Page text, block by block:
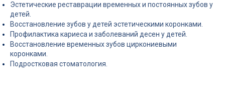
Эстетические реставрации временных и постоянных зубов у
детей.
Восстановление зубов у детей эстетическими коронками.
Профилактика кариеса и заболеваний десен у детей.
Восстановление временных зубов циркониевыми
коронками.
Подростковая стоматология.